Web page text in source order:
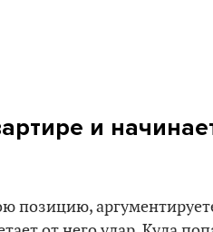
и
позицию,